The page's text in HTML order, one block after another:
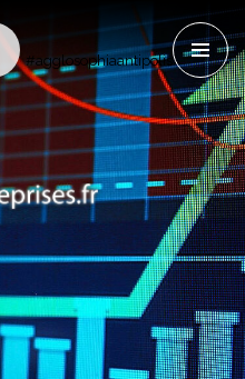
#agglosophiaantipolis